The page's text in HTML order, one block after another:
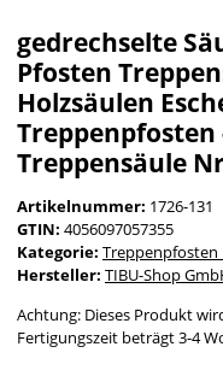
gedrechselte
Pfosten
Holzsäulen
Treppensäule
Artikelnummer: 1726-131
GTIN: 4056097057355
Kategorie:
Hersteller: TIBU-Shop
Achtung: Dieses Produkt
Fertigungszeit beträgt 3-4